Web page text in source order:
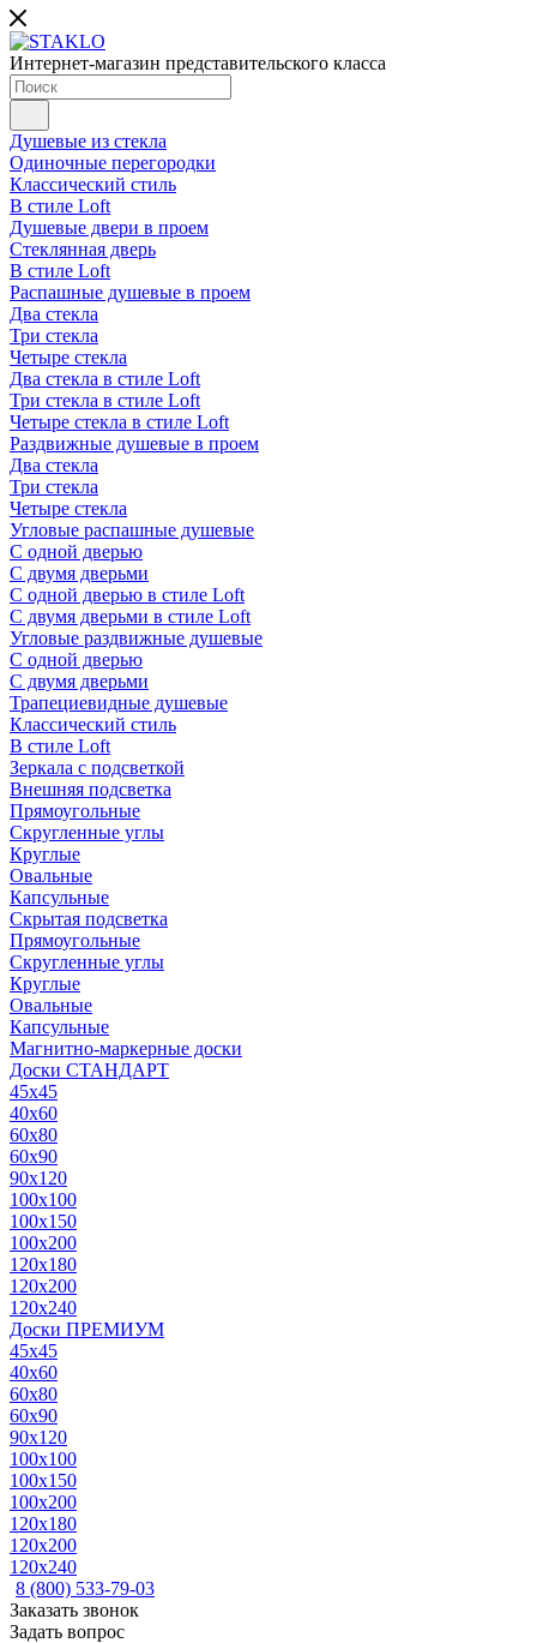
Интернет-магазин представительского класса
Душевые из стекла
Одиночные перегородки
Классический стиль
В стиле Loft
Душевые двери в проем
Стеклянная дверь
В стиле Loft
Распашные душевые в проем
Два стекла
Три стекла
Четыре стекла
Два стекла в стиле Loft
Три стекла в стиле Loft
Четыре стекла в стиле Loft
Раздвижные душевые в проем
Два стекла
Три стекла
Четыре стекла
Угловые распашные душевые
С одной дверью
С двумя дверьми
С одной дверью в стиле Loft
С двумя дверьми в стиле Loft
Угловые раздвижные душевые
С одной дверью
С двумя дверьми
Трапециевидные душевые
Классический стиль
В стиле Loft
Зеркала с подсветкой
Внешняя подсветка
Прямоугольные
Скругленные углы
Круглые
Овальные
Капсульные
Скрытая подсветка
Прямоугольные
Скругленные углы
Круглые
Овальные
Капсульные
Магнитно-маркерные доски
Доски СТАНДАРТ
45x45
40x60
60x80
60x90
90x120
100x100
100x150
100x200
120x180
120x200
120x240
Доски ПРЕМИУМ
45x45
40x60
60x80
60x90
90x120
100x100
100x150
100x200
120x180
120x200
120x240
8 (800) 533-79-03
Заказать звонок
Задать вопрос